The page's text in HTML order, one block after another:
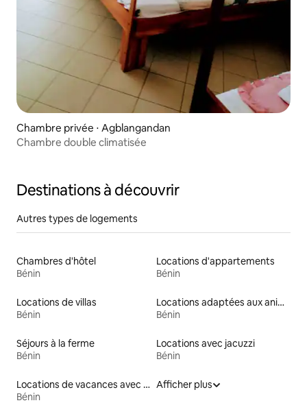
Chambre privée ⋅ Agblangandan
Chambre double climatisée
Destinations à découvrir
Autres types de logements
Chambres d'hôtel
Bénin
Locations d'appartements
Bénin
Locations de villas
Bénin
Locations adaptées aux animaux
Bénin
Séjours à la ferme
Bénin
Locations avec jacuzzi
Bénin
Locations de vacances avec piscine
Bénin
Afficher plus